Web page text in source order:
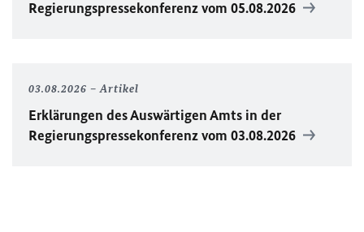
Regierungspressekonferenz vom 05.08.2026
03.08.2026 Artikel
Erklärungen des Auswärtigen Amts in der
Regierungspressekonferenz vom 03.08.2026